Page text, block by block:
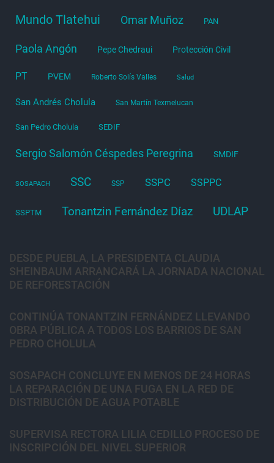
Mundo Tlatehui Omar Muñoz PAN
Paola Angón Pepe Chedraui Protección Civil
PT PVEM Roberto Solís Valles Salud
San Andrés Cholula San Martín Texmelucan
San Pedro Cholula SEDIF
Sergio Salomón Céspedes Peregrina SMDIF
SOSAPACH SSC SSP SSPC SSPPC
SSPTM Tonantzin Fernández Díaz UDLAP
DESDE PUEBLA, LA PRESIDENTA CLAUDIA
SHEINBAUM ARRANCARÁ LA JORNADA NACIONAL
DE REFORESTACIÓN
CONTINÚA TONANTZIN FERNÁNDEZ LLEVANDO
OBRA PÚBLICA A TODOS LOS BARRIOS DE SAN
PEDRO CHOLULA
SOSAPACH CONCLUYE EN MENOS DE 24 HORAS
LA REPARACIÓN DE UNA FUGA EN LA RED DE
DISTRIBUCIÓN DE AGUA POTABLE
SUPERVISA RECTORA LILIA CEDILLO PROCESO DE
INSCRIPCIÓN DEL NIVEL SUPERIOR